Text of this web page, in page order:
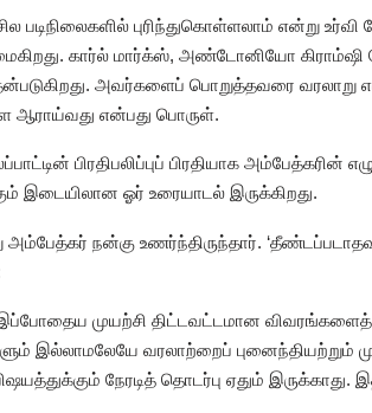
புரிந்துகொள்ளலாம் என்று உர்வி
கார்ல் மார்க்ஸ், அண்டோனியோ
அவர்களைப் பொறுத்தவரை வரலாறு
ஆராய்வது என்பது பொருள்.
பிரதிபலிப்புப் பிரதியாக அம்பேத்கரின்
இடையிலான ஓர் உரையாடல் இருக்கிறது.
நன்கு உணர்ந்திருந்தார்.
முயற்சி திட்டவட்டமான விவரங்களைத்
இல்லாமலேயே வரலாற்றைப் புனைந்தியற்றும்
நேரடித் தொடர்பு ஏதும்